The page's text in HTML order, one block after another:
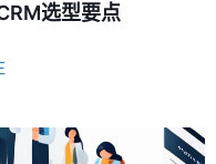
选型要点